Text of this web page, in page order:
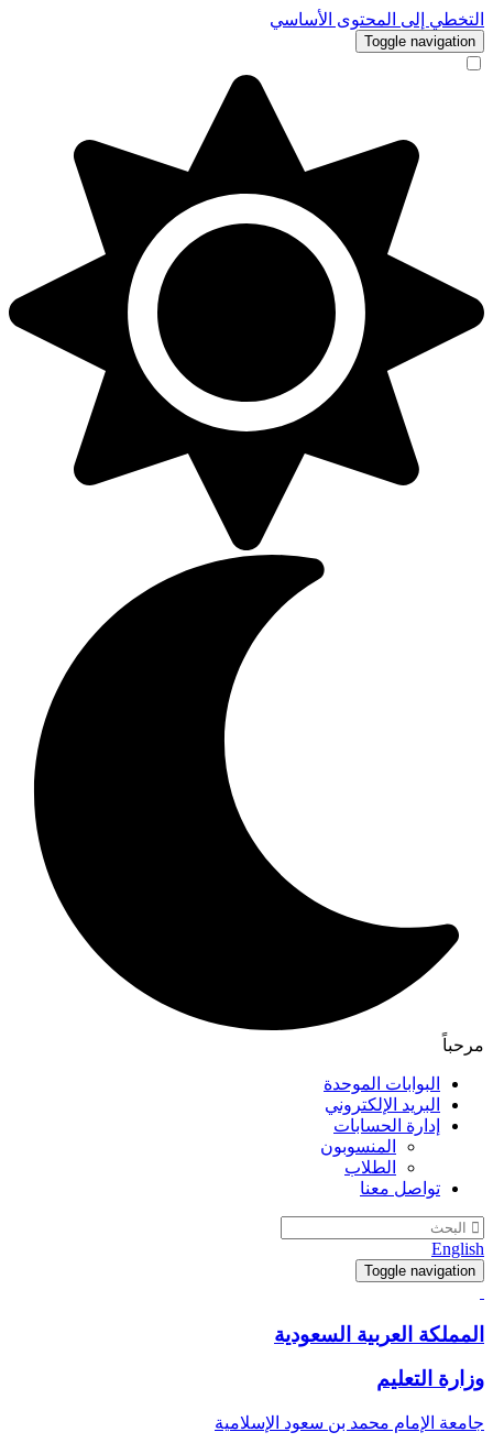
التخطي إلى المحتوى الأساسي
Toggle navigation
مرحباً
البوابات الموحدة
البريد الإلكتروني
إدارة الحسابات
المنسوبون
الطلاب
تواصل معنا
English
Toggle navigation
المملكة العربية السعودية
وزارة التعليم
جامعة الإمام محمد بن سعود الإسلامية